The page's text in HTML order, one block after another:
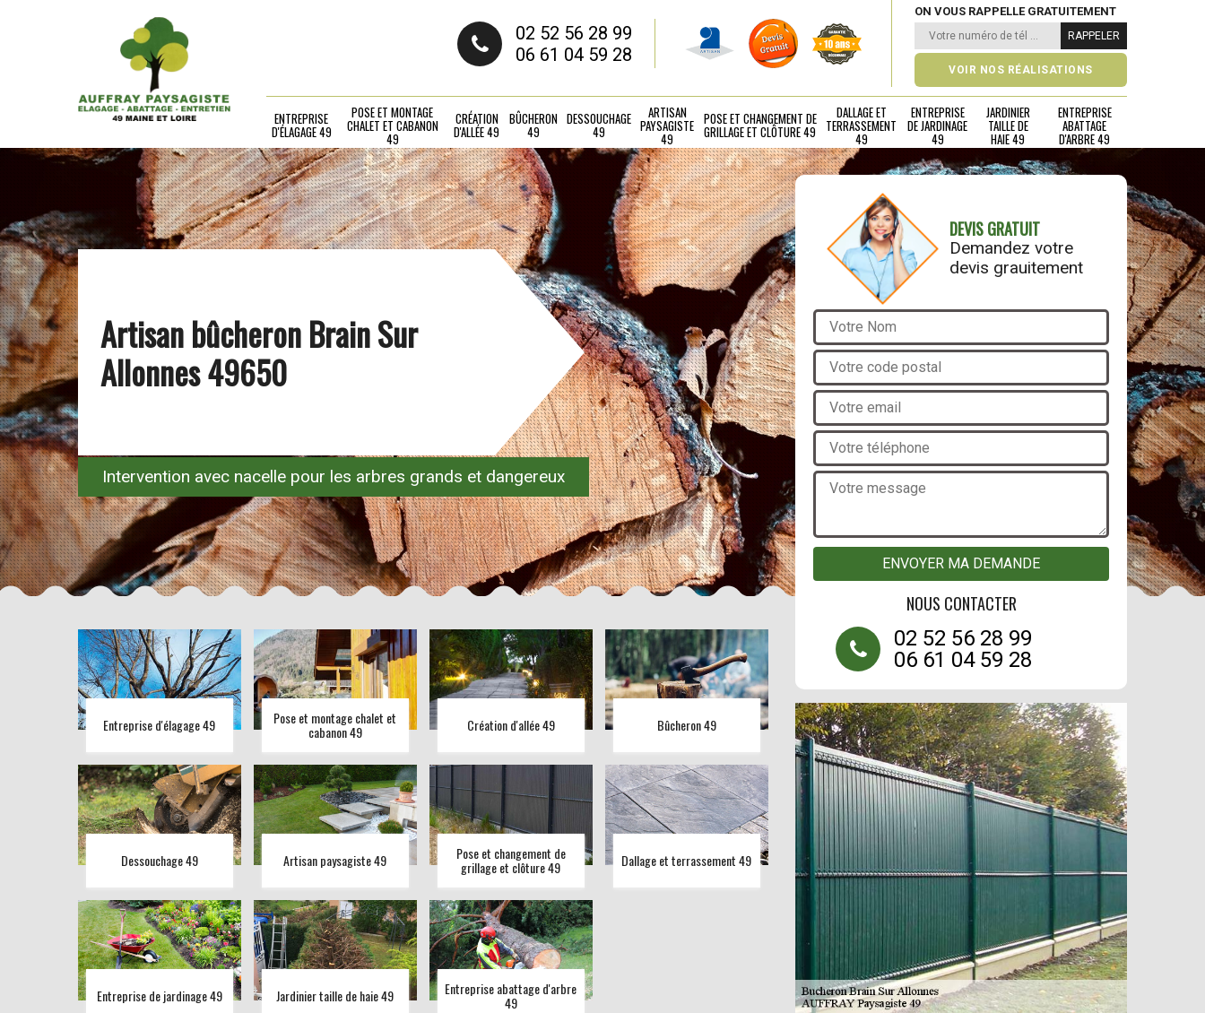
02 52 56 28 99
06 61 04 59 28
ON VOUS RAPPELLE GRATUITEMENT
VOIR NOS RÉALISATIONS
ENTREPRISE
D'ÉLAGAGE 49
POSE ET MONTAGE
CHALET ET CABANON
49
CRÉATION
D'ALLÉE 49
BÛCHERON
49
DESSOUCHAGE
49
ARTISAN
PAYSAGISTE
49
POSE ET CHANGEMENT DE
GRILLAGE ET CLÔTURE 49
DALLAGE ET
TERRASSEMENT
49
ENTREPRISE
DE JARDINAGE
49
JARDINIER
TAILLE DE
HAIE 49
ENTREPRISE
ABATTAGE
D'ARBRE 49
Artisan bûcheron Brain Sur
Allonnes 49650
Intervention avec nacelle pour les arbres grands et dangereux
Entreprise d'élagage 49 Pose et montage chalet et
cabanon 49 Création d'allée 49 Bûcheron 49
Dessouchage 49 Artisan paysagiste 49 Pose et changement de
grillage et clôture 49 Dallage et terrassement 49
Entreprise de jardinage 49 Jardinier taille de haie 49 Entreprise abattage d'arbre
49
DEVIS GRATUIT
Demandez votre
devis grauitement
NOUS CONTACTER
02 52 56 28 99
06 61 04 59 28